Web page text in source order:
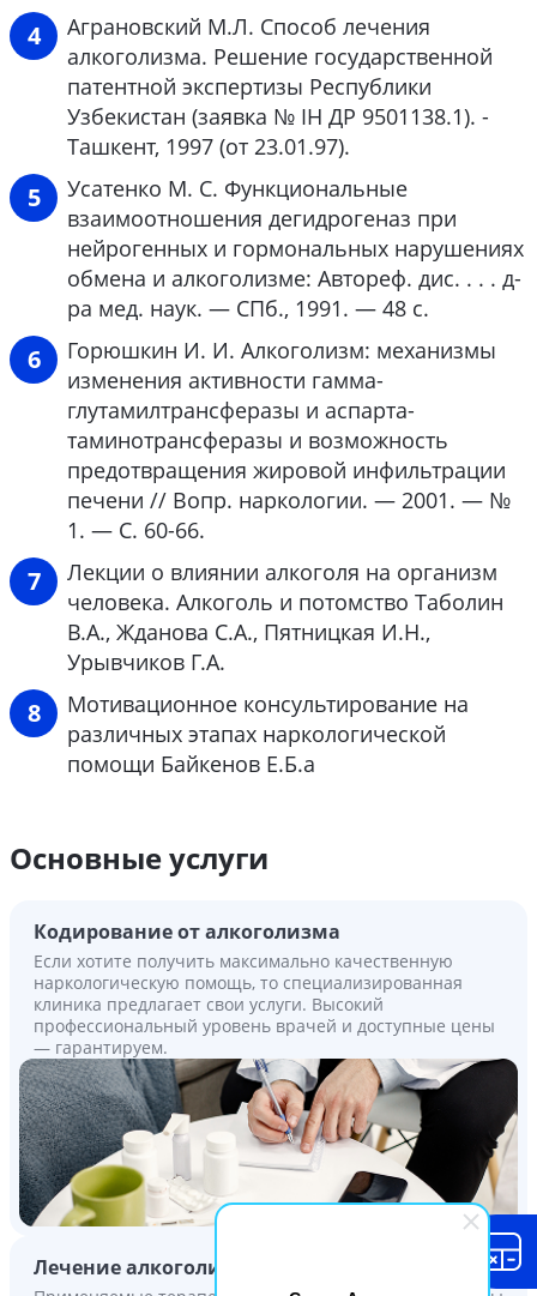
Аграновский М.Л. Способ лечения
алкоголизма. Решение государственной
патентной экспертизы Республики
Узбекистан (заявка № ІН ДР 9501138.1). -
Ташкент, 1997 (от 23.01.97).
Усатенко М. С. Функциональные
взаимоотношения дегидрогеназ при
нейрогенных и гормональных нарушениях
обмена и алкоголизме: Автореф. дис. . . . д-
ра мед. наук. — СПб., 1991. — 48 с.
Горюшкин И. И. Алкоголизм: механизмы
изменения активности гамма-
глутамилтрансферазы и аспарта-
таминотрансферазы и возможность
предотвращения жировой инфильтрации
печени // Вопр. наркологии. — 2001. — №
1. — С. 60-66.
Лекции о влиянии алкоголя на организм
человека. Алкоголь и потомство Таболин
В.А., Жданова С.А., Пятницкая И.Н.,
Урывчиков Г.А.
Мотивационное консультирование на
различных этапах наркологической
помощи Байкенов Е.Б.a
Основные услуги
Кодирование от алкоголизма
Если хотите получить максимально качественную
наркологическую помощь, то специализированная
клиника предлагает свои услуги. Высокий
профессиональный уровень врачей и доступные цены
— гарантируем.
Лечение алкоголизма